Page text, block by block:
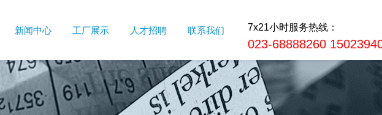
新闻中心 工厂展示 人才招聘 联系我们 7x21小时服务热线：
023-68888260